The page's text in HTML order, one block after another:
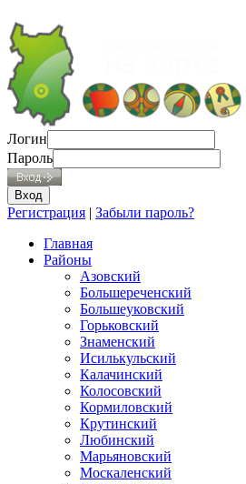
Логин
Пароль
Регистрация | Забыли пароль?
Главная
Районы
Азовский
Большереченский
Большеуковский
Горьковский
Знаменский
Исилькульский
Калачинский
Колосовский
Кормиловский
Крутинский
Любинский
Марьяновский
Москаленский